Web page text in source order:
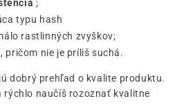
;
typu hash
rastlinných zvyškov;
pričom nie je príliš suchá.
dobrý prehľad o kvalite produktu.
rýchlo naučíš rozoznať kvalitne